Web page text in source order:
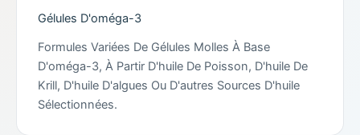
Gélules D'oméga-3
Formules Variées De Gélules Molles À Base
D'oméga-3, À Partir D'huile De Poisson, D'huile De
Krill, D'huile D'algues Ou D'autres Sources D'huile
Sélectionnées.